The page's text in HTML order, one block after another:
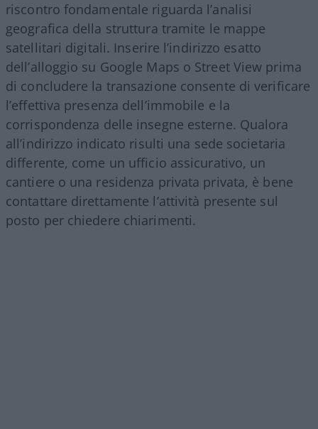
riscontro fondamentale riguarda l’analisi
geografica della struttura tramite le mappe
satellitari digitali. Inserire l’indirizzo esatto
dell’alloggio su Google Maps o Street View prima
di concludere la transazione consente di verificare
l’effettiva presenza dell’immobile e la
corrispondenza delle insegne esterne. Qualora
all’indirizzo indicato risulti una sede societaria
differente, come un ufficio assicurativo, un
cantiere o una residenza privata privata, è bene
contattare direttamente l’attività presente sul
posto per chiedere chiarimenti.